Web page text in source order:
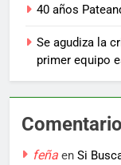
40 años
Se agudiza la
primer equipo
feña en Si